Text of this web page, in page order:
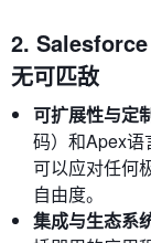
2.
无可匹敌
可扩展性与定
码）和Apex语
可以应对任何
自由度。
集成与生态系